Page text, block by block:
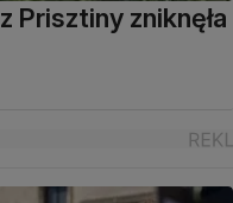
Prisztiny zniknęła